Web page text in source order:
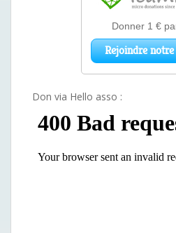
Don via Hello asso :